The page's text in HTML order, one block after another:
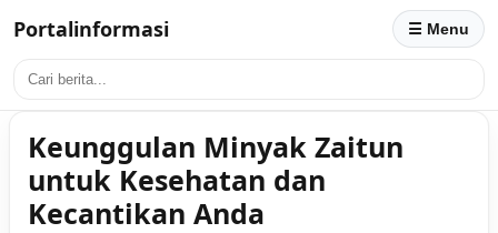
Portalinformasi ☰ Menu
Keunggulan Minyak Zaitun
untuk Kesehatan dan
Kecantikan Anda